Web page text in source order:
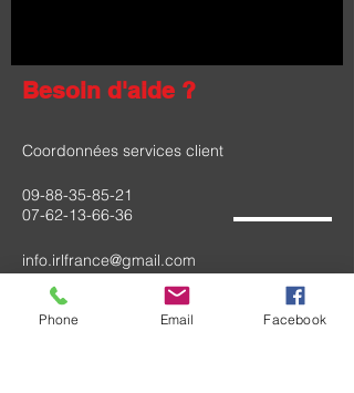
Besoin d'aide ?
Coordonnées services client
09-88-35-85-21
07-62-13-66-36
info.irlfrance@gmail.com
260 chemin Peyre De La Sal
Phone Email Facebook